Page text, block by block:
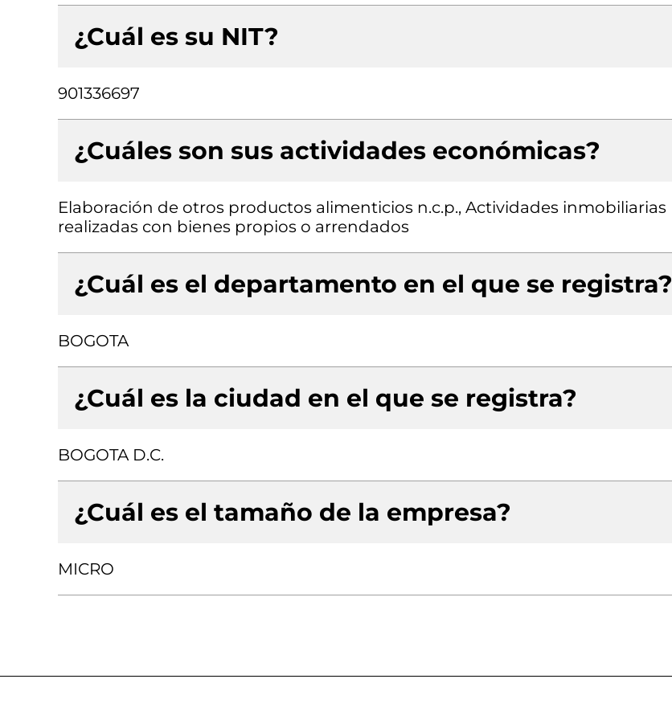
¿Cuál es su NIT?
901336697
¿Cuáles son sus actividades económicas?
Elaboración de otros productos alimenticios n.c.p., Actividades inmobiliarias
realizadas con bienes propios o arrendados
¿Cuál es el departamento en el que se registra?
BOGOTA
¿Cuál es la ciudad en el que se registra?
BOGOTA D.C.
¿Cuál es el tamaño de la empresa?
MICRO